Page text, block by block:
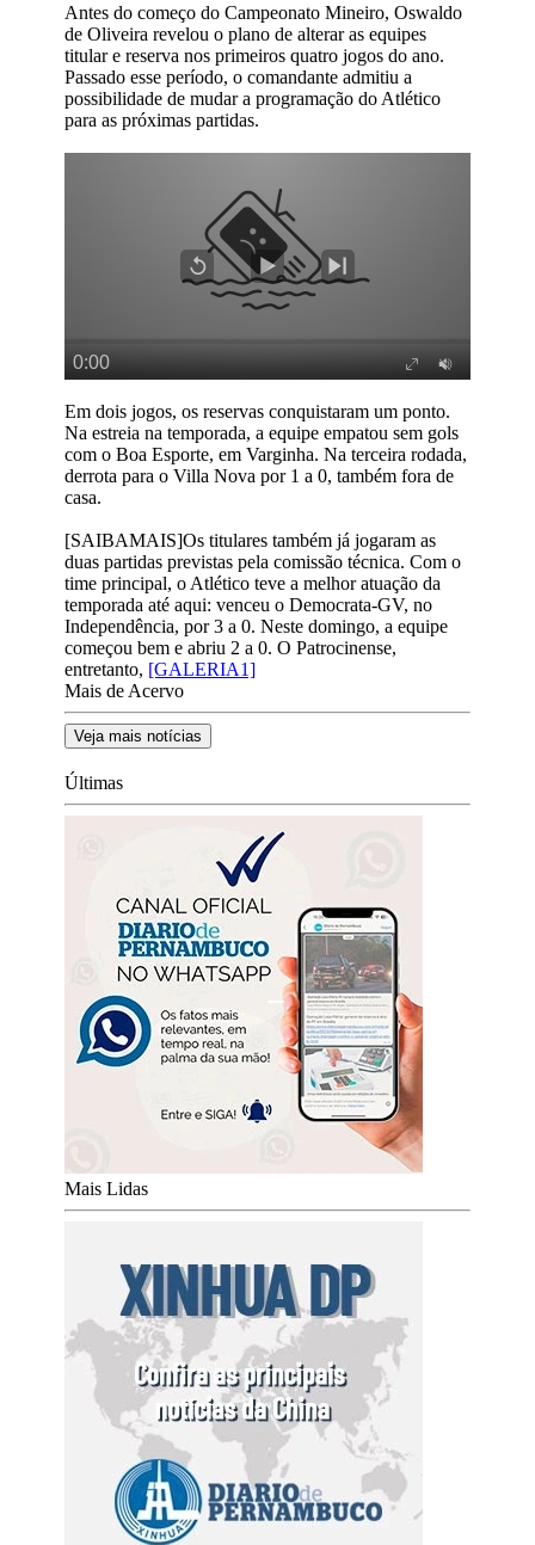
Antes do começo do Campeonato Mineiro, Oswaldo
de Oliveira revelou o plano de alterar as equipes
titular e reserva nos primeiros quatro jogos do ano.
Passado esse período, o comandante admitiu a
possibilidade de mudar a programação do Atlético
para as próximas partidas.
Em dois jogos, os reservas conquistaram um ponto.
Na estreia na temporada, a equipe empatou sem gols
com o Boa Esporte, em Varginha. Na terceira rodada,
derrota para o Villa Nova por 1 a 0, também fora de
casa.
[SAIBAMAIS]Os titulares também já jogaram as
duas partidas previstas pela comissão técnica. Com o
time principal, o Atlético teve a melhor atuação da
temporada até aqui: venceu o Democrata-GV, no
Independência, por 3 a 0. Neste domingo, a equipe
começou bem e abriu 2 a 0. O Patrocinense,
entretanto, [GALERIA1]
Mais de Acervo
Veja mais notícias
Últimas
Mais Lidas